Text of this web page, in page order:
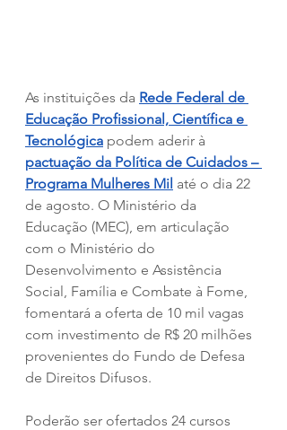
As instituições da Rede Federal de
Educação Profissional, Científica e
Tecnológica podem aderir à
pactuação da Política de Cuidados –
Programa Mulheres Mil até o dia 22
de agosto. O Ministério da
Educação (MEC), em articulação
com o Ministério do
Desenvolvimento e Assistência
Social, Família e Combate à Fome,
fomentará a oferta de 10 mil vagas
com investimento de R$ 20 milhões
provenientes do Fundo de Defesa
de Direitos Difusos.
Poderão ser ofertados 24 cursos